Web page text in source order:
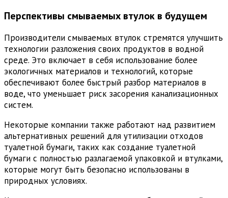
Перспективы смываемых втулок в будущем
Производители смываемых втулок стремятся улучшить
технологии разложения своих продуктов в водной
среде. Это включает в себя использование более
экологичных материалов и технологий, которые
обеспечивают более быстрый разбор материалов в
воде, что уменьшает риск засорения канализационных
систем.
Некоторые компании также работают над развитием
альтернативных решений для утилизации отходов
туалетной бумаги, таких как создание туалетной
бумаги с полностью разлагаемой упаковкой и втулками,
которые могут быть безопасно использованы в
природных условиях.